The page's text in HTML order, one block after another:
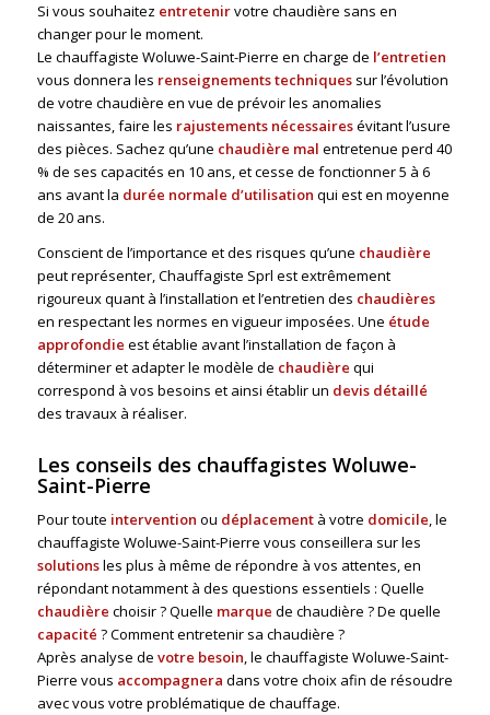
Si vous souhaitez entretenirvotre chaudière sans en
changer pour le moment.
Le chauffagiste Woluwe-Saint-Pierre en charge de l’entretien
vous donnera les renseignements techniquessur l’évolution
de votre chaudière en vue de prévoir les anomalies
naissantes, faire les rajustements nécessairesévitant l’usure
des pièces. Sachez qu’une chaudière mal entretenue perd 40
% de ses capacités en 10 ans, et cesse de fonctionner 5 à 6
ans avant la durée normale d’utilisation qui est en moyenne
de 20 ans.
Conscient de l’importance et des risques qu’une chaudière
peut représenter, Chauffagiste Sprl est extrêmement
rigoureux quant à l’installation et l’entretien des chaudières
en respectant les normes en vigueur imposées. Une étude
approfondie est établie avant l’installation de façon à
déterminer et adapter le modèle de chaudière qui
correspond à vos besoins et ainsi établir un devis détaillé
des travaux à réaliser.
Les conseils des chauffagistes Woluwe-
Saint-Pierre
Pour toute intervention ou déplacementà votre domicile, le
chauffagiste Woluwe-Saint-Pierre vous conseillera sur les
solutionsles plus à même de répondre à vos attentes, en
répondant notamment à des questions essentiels : Quelle
chaudière choisir ? Quelle marque de chaudière ? De quelle
capacité ? Comment entretenir sa chaudière ?
Après analyse de votre besoin, le chauffagiste Woluwe-Saint-
Pierre vous accompagnera dans votre choix afin de résoudre
avec vous votre problématique de chauffage.